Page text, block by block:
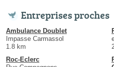
Entreprises proches
Ambulance Doublet
Impasse Carmassol
1.8 km
Roc-Eclerc